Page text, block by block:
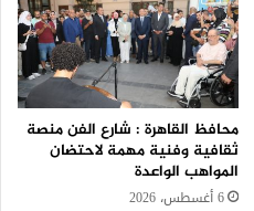
محافظ القاهرة : شارع الفن منصة
ثقافية وفنية مهمة لاحتضان
المواهب الواعدة
6 أغسطس، 2026